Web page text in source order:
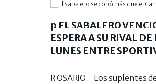
p EL SABALERO
ESPERA A SU RIVAL
LUNES ENTRE
R OSARIO.- Los suplentes